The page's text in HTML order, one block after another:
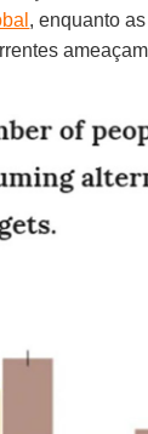
, enquanto as